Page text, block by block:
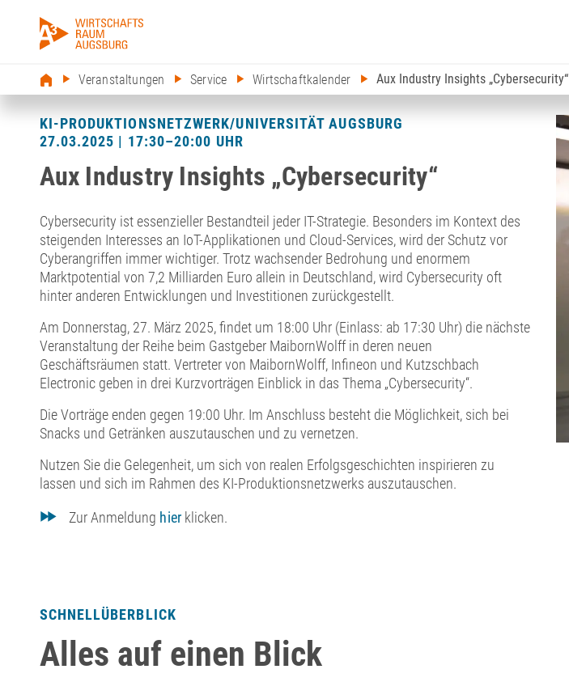
Veranstaltungen Service Wirtschaftkalender Aux Industry Insights „Cybersecurity“
KI-PRODUKTIONSNETZWERK/UNIVERSITÄT AUGSBURG
27.03.2025 | 17:30–20:00 UHR
Aux Industry Insights „Cybersecurity“
Cybersecurity ist essenzieller Bestandteil jeder IT-Strategie. Besonders im Kontext des
steigenden Interesses an IoT-Applikationen und Cloud-Services, wird der Schutz vor
Cyberangriffen immer wichtiger. Trotz wachsender Bedrohung und enormem
Marktpotential von 7,2 Milliarden Euro allein in Deutschland, wird Cybersecurity oft
hinter anderen Entwicklungen und Investitionen zurückgestellt.
Am Donnerstag, 27. März 2025, findet um 18:00 Uhr (Einlass: ab 17:30 Uhr) die nächste
Veranstaltung der Reihe beim Gastgeber MaibornWolff in deren neuen
Geschäftsräumen statt. Vertreter von MaibornWolff, Infineon und Kutzschbach
Electronic geben in drei Kurzvorträgen Einblick in das Thema „Cybersecurity“.
Die Vorträge enden gegen 19:00 Uhr. Im Anschluss besteht die Möglichkeit, sich bei
Snacks und Getränken auszutauschen und zu vernetzen.
Nutzen Sie die Gelegenheit, um sich von realen Erfolgsgeschichten inspirieren zu
lassen und sich im Rahmen des KI-Produktionsnetzwerks auszutauschen.
Zur Anmeldung hier klicken.
SCHNELLÜBERBLICK
Alles auf einen Blick